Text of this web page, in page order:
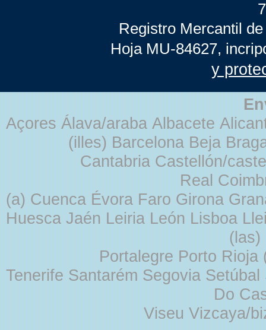
Registro Mercantil
Hoja MU-84627,
y
Açores Álava/araba Albacete
(illes) Barcelona Beja
Cantabria Castellón/
Real
(a) Cuenca Évora Faro Girona
Huesca Jaén Leiria León Lisboa
Portalegre Porto
Tenerife Santarém Segovia
Do
Viseu Vizcaya/